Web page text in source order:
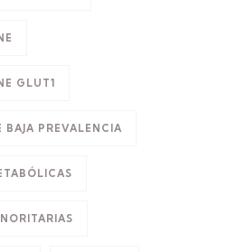
GLUT1
BAJA PREVALENCIA